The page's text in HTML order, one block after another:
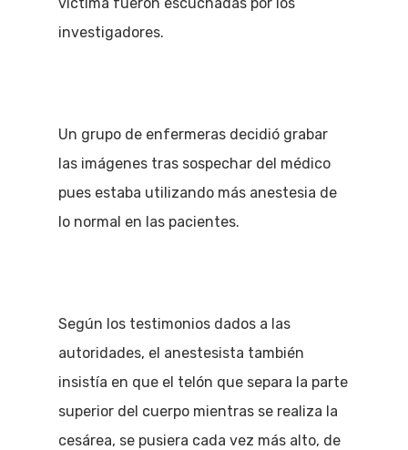
investigadores.
Un grupo de enfermeras decidió grabar
las imágenes tras sospechar del médico
pues estaba utilizando más anestesia de
lo normal en las pacientes.
Según los testimonios dados a las
autoridades, el anestesista también
insistía en que el telón que separa la parte
superior del cuerpo mientras se realiza la
cesárea, se pusiera cada vez más alto, de